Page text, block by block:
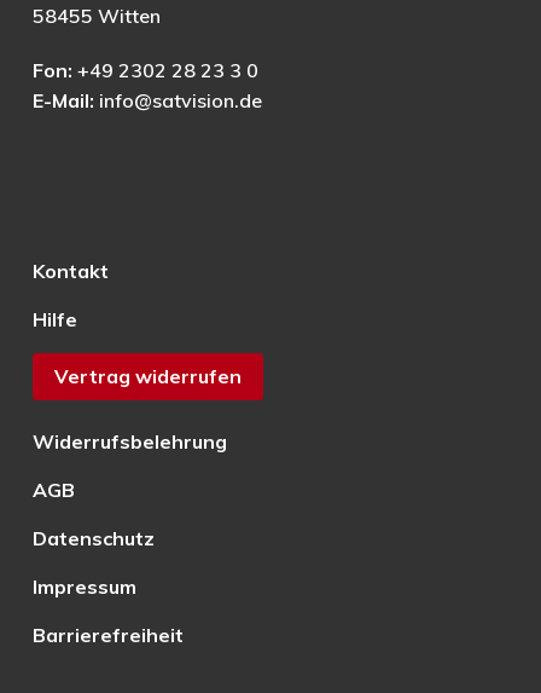
58455 Witten
Fon: +49 2302 28 23 3 0
E-Mail: info@satvision.de
Kontakt
Hilfe
Vertrag widerrufen
Widerrufsbelehrung
AGB
Datenschutz
Impressum
Barrierefreiheit